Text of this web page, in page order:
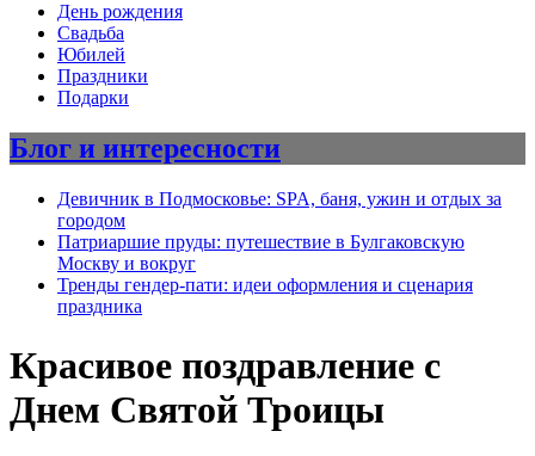
День рождения
Свадьба
Юбилей
Праздники
Подарки
Блог и интересности
Девичник в Подмосковье: SPA, баня, ужин и отдых за
городом
Патриаршие пруды: путешествие в Булгаковскую
Москву и вокруг
Тренды гендер-пати: идеи оформления и сценария
праздника
Красивое поздравление с
Днем Святой Троицы